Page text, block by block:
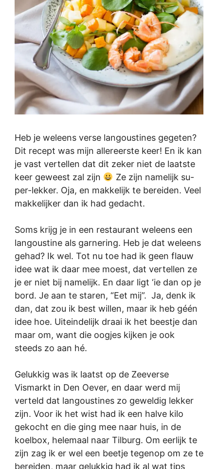
Heb je weleens verse langoustines gegeten?
Dit recept was mijn allereerste keer! En ik kan
je vast vertellen dat dit zeker niet de laatste
keer geweest zal zijn
Ze zijn namelijk su-
per-lekker. Oja, en makkelijk te bereiden. Veel
makkelijker dan ik had gedacht.
Soms krijg je in een restaurant weleens een
langoustine als garnering. Heb je dat weleens
gehad? Ik wel. Tot nu toe had ik geen flauw
idee wat ik daar mee moest, dat vertellen ze
je er niet bij namelijk. En daar ligt ‘ie dan op je
bord. Je aan te staren, “Eet mij”. Ja, denk ik
dan, dat zou ik best willen, maar ik heb géén
idee hoe. Uiteindelijk draai ik het beestje dan
maar om, want die oogjes kijken je ook
steeds zo aan hé.
Gelukkig was ik laatst op de Zeeverse
Vismarkt in Den Oever, en daar werd mij
verteld dat langoustines zo geweldig lekker
zijn. Voor ik het wist had ik een halve kilo
gekocht en die ging mee naar huis, in de
koelbox, helemaal naar Tilburg. Om eerlijk te
zijn zag ik er wel een beetje tegenop om ze te
bereiden, maar gelukkig had ik al wat tips